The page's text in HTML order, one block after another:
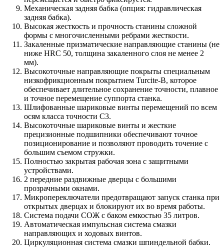
Механическая задняя бабка (опция: гидравлическая
задняя бабка).
Высокая жесткость и прочность станины сложной
формы с многочисленными ребрами жесткости.
Закаленные призматические направляющие станины (не
ниже HRC 50, толщина закаленного слоя не менее 2
мм).
Высокоточные направляющие покрыты специальным
низкофрикционным покрытием Turcite-B, которое
обеспечивает длительное сохранение точности, плавное
и точное перемещение суппорта станка.
Шлифованные шариковые винты перемещений по всем
осям класса точности С3.
Высокоточные шариковые винты и жесткие
прецизионные подшипники обеспечивают точное
позиционирование и позволяют проводить точение с
большим съемом стружки.
Полностью закрытая рабочая зона с защитными
устройствами.
2 передние раздвижные дверцы с большими
прозрачными окнами.
Микропереключатели предотвращают запуск станка при
открытых дверцах и блокируют их во время работы.
Система подачи СОЖ с баком емкостью 35 литров.
Автоматическая импульсная система смазки
направляющих и ходовых винтов.
Циркуляционная система смазки шпиндельной бабки.